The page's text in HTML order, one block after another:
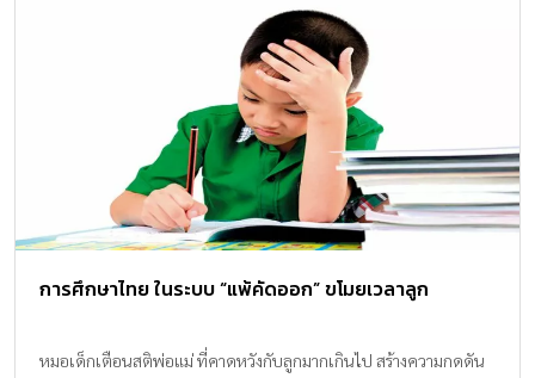
การศึกษาไทย ในระบบ “แพ้คัดออก” ขโมยเวลาลูก
หมอเด็กเตือนสติพ่อแม่ ที่คาดหวังกับลูกมากเกินไป สร้างความกดดัน